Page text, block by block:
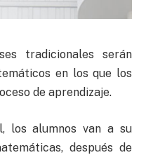
tradicionales serán
en los que los
de aprendizaje.
los alumnos van a su
después de